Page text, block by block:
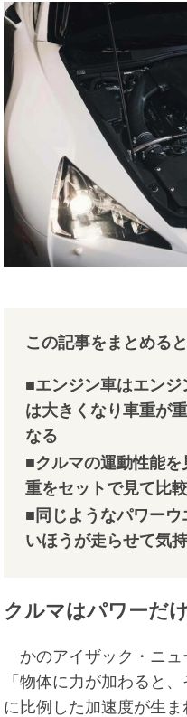
この記事をまとめると
■エンジン車はエン
は大きくなり車重が
なる
■クルマの運動性能
重をセットで見て比
■同じようなパワー
いほうが走らせて気
クルマはパワーだ
かのアイザック・ニュ
「物体に力が加わると
に比例した加速度が生ま